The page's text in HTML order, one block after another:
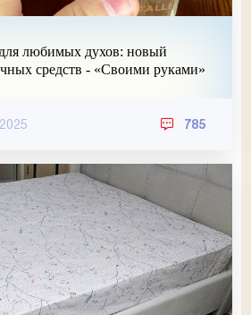
любимых духов: новый
средств - «Своими руками»
785